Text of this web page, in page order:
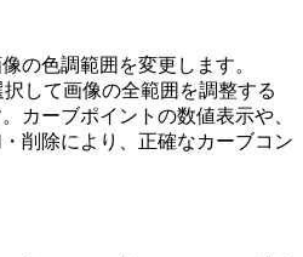
の色調範囲を変更します。
して画像の全範囲を調整する
カーブポイントの数値表示や、
削除により、正確なカーブコン